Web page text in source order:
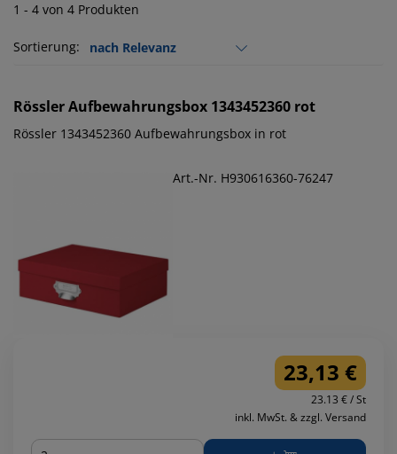
1 - 4 von 4 Produkten
Sortierung:
RösslerAufbewahrungsbox 1343452360 rot
Rössler 1343452360 Aufbewahrungsbox in rot
Art.-Nr. H930616360-76247
23,13 €
23.13 € / St
inkl. MwSt. & zzgl. Versand
Menge